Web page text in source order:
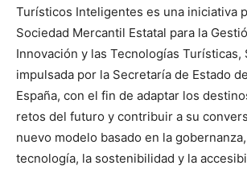
Turísticos Inteligentes es una iniciativa
Sociedad Mercantil Estatal para la
Innovación y las Tecnologías Turísticas,
impulsada por la Secretaría de Estado
España, con el fin de adaptar los
retos del futuro y contribuir a su
nuevo modelo basado en la
tecnología, la sostenibilidad y la